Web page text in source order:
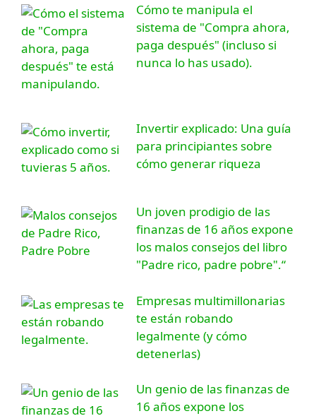
Cómo te manipula el
sistema de "Compra ahora,
paga después" (incluso si
nunca lo has usado).
Invertir explicado: Una guía
para principiantes sobre
cómo generar riqueza
Un joven prodigio de las
finanzas de 16 años expone
los malos consejos del libro
"Padre rico, padre pobre".“
Empresas multimillonarias
te están robando
legalmente (y cómo
detenerlas)
Un genio de las finanzas de
16 años expone los